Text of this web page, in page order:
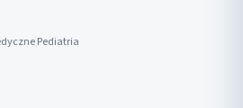
Pediatria